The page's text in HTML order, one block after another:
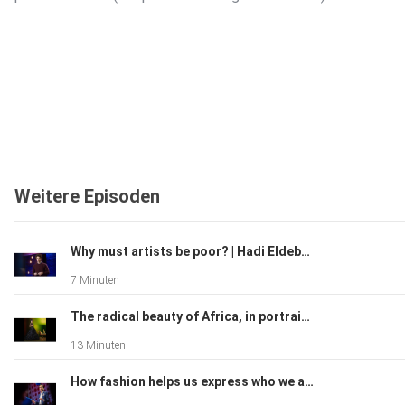
Weitere Episoden
Why must artists be poor? | Hadi Eldebek
7 Minuten
The radical beauty of Africa, in portraits | Iké Udé
13 Minuten
How fashion helps us express who we are -- and what we stand for | Kaustav Dey